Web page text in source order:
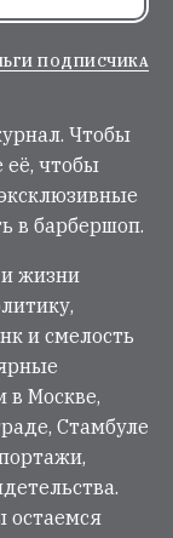
ПОДПИСЧИКА
Чтобы
её, чтобы
в барбершоп.
жизни
и смелость
в Москве,
Стамбуле
остаемся